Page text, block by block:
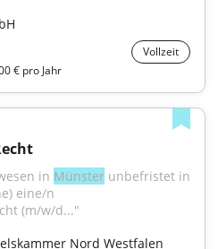
Vollzeit
€ pro Jahr
in Münster unbefristet in
eine/n
(m/w/d..."
Nord Westfalen